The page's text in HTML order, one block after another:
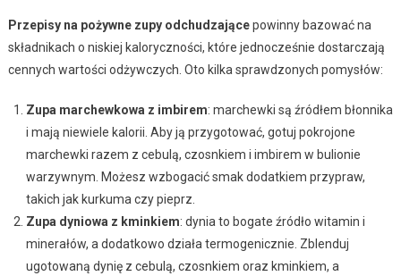
Przepisy na pożywne zupy odchudzającepowinny bazować na
składnikach o niskiej kaloryczności, które jednocześnie dostarczają
cennych wartości odżywczych. Oto kilka sprawdzonych pomysłów:
Zupa marchewkowa z imbirem: marchewki są źródłem błonnika
i mają niewiele kalorii. Aby ją przygotować, gotuj pokrojone
marchewki razem z cebulą, czosnkiem i imbirem w bulionie
warzywnym. Możesz wzbogacić smak dodatkiem przypraw,
takich jak kurkuma czy pieprz.
Zupa dyniowa z kminkiem: dynia to bogate źródło witamin i
minerałów, a dodatkowo działa termogenicznie. Zblenduj
ugotowaną dynię z cebulą, czosnkiem oraz kminkiem, a